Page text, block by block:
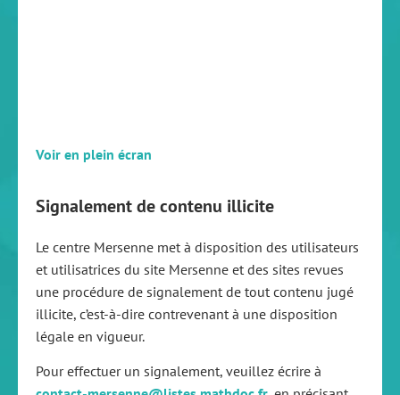
Voir en plein écran
Signalement de contenu illicite
Le centre Mersenne met à disposition des utilisateurs
et utilisatrices du site Mersenne et des sites revues
une procédure de signalement de tout contenu jugé
illicite, c’est-à-dire contrevenant à une disposition
légale en vigueur.
Pour effectuer un signalement, veuillez écrire à